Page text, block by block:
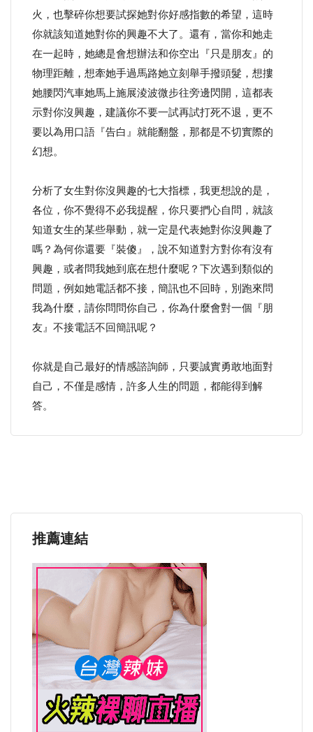
火，也擊碎你想要試探她對你好感指數的希望，這時
你就該知道她對你的興趣不大了。還有，當你和她走
在一起時，她總是會想辦法和你空出『只是朋友』的
物理距離，想牽她手過馬路她立刻舉手撥頭髮，想摟
她腰閃汽車她馬上施展淩波微步往旁邊閃開，這都表
示對你沒興趣，建議你不要一試再試打死不退，更不
要以為用口語『告白』就能翻盤，那都是不切實際的
幻想。
分析了女生對你沒興趣的七大指標，我更想說的是，
各位，你不覺得不必我提醒，你只要捫心自問，就該
知道女生的某些舉動，就一定是代表她對你沒興趣了
嗎？為何你還要『裝傻』，說不知道對方對你有沒有
興趣，或者問我她到底在想什麼呢？下次遇到類似的
問題，例如她電話都不接，簡訊也不回時，別跑來問
我為什麼，請你問問你自己，你為什麼會對一個『朋
友』不接電話不回簡訊呢？
你就是自己最好的情感諮詢師，只要誠實勇敢地面對
自己，不僅是感情，許多人生的問題，都能得到解
答。
推薦連結